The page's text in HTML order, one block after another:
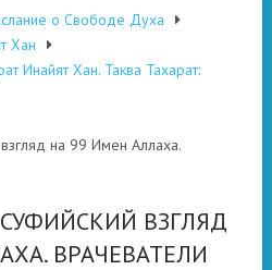
о Свободе Духа
Хан
Инайят Хан. Таква Тахарат:
на 99 Имен Аллаха.
ВЗГЛЯД
ВРАЧЕВАТЕЛИ